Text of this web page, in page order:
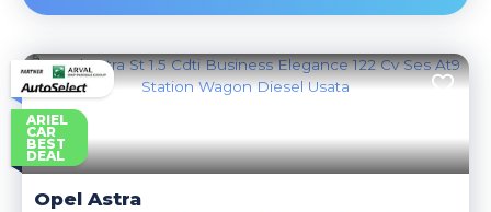
ARIEL
CAR
BEST
DEAL
Opel Astra